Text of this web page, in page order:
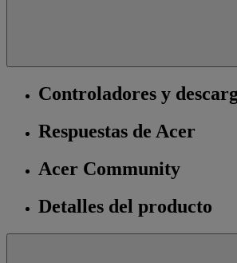
Controladores y
Respuestas de Acer
Acer Community
Detalles del producto